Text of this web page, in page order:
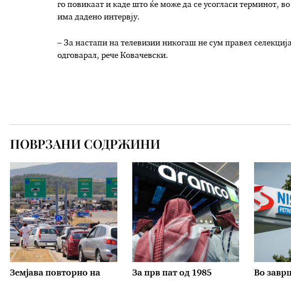
го повикаат и каде што ќе може да се усогласи терминот,
има дадено интервју.
– За настапи на телевизии никогаш не сум правел
одговарал, рече Ковачевски.
ПОВРЗАНИ СОДРЖИНИ
Земјава повторно на
За прв пат од 1985
Во